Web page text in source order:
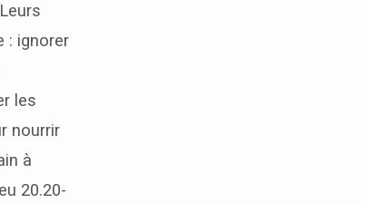
: ignorer
les
nourrir
à
20.20-